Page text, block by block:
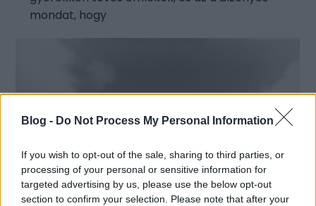
Blog - Do Not Process My Personal Information
If you wish to opt-out of the sale, sharing to third parties, or
processing of your personal or sensitive information for
targeted advertising by us, please use the below opt-out
section to confirm your selection. Please note that after your
mondat, hogy